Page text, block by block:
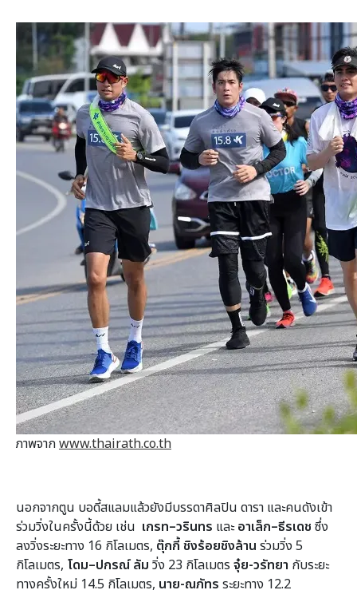
ภาพจากwww.thairath.co.th
นอกจากตูน บอดี้สแลมแล้วยังมีบรรดาศิลปิน ดารา และคนดังเข้า
ร่วมวิ่งในครั้งนี้ด้วย เช่น เกรท–วรินทร และอาเล็ก–ธีรเดช ซึ่ง
ลงวิ่งระยะทาง 16 กิโลเมตร, ตุ๊กกี้ ชิงร้อยชิงล้าน ร่วมวิ่ง 5
กิโลเมตร, โดม–ปกรณ์ ลัม วิ่ง 23 กิโลเมตร จุ๋ย-วรัทยา กับระยะ
ทางครั้งใหม่ 14.5 กิโลเมตร, นาย-ณภัทร ระยะทาง 12.2